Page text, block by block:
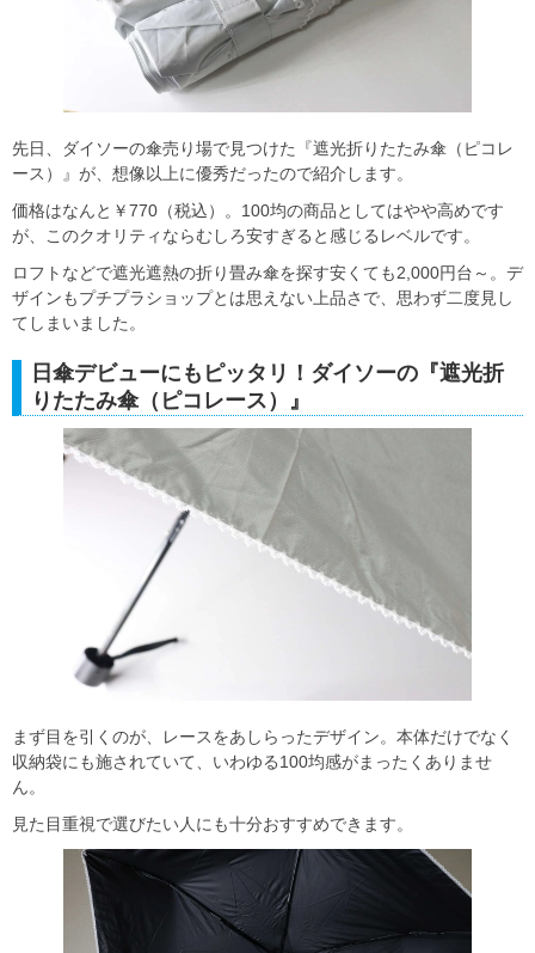
先日、ダイソーの傘売り場で見つけた『遮光折りたたみ傘（ピコレ
ース）』が、想像以上に優秀だったので紹介します。
価格はなんと￥770（税込）。100均の商品としてはやや高めです
が、このクオリティならむしろ安すぎると感じるレベルです。
ロフトなどで遮光遮熱の折り畳み傘を探す安くても2,000円台～。デ
ザインもプチプラショップとは思えない上品さで、思わず二度見し
てしまいました。
日傘デビューにもピッタリ！ダイソーの『遮光折
りたたみ傘（ピコレース）』
まず目を引くのが、レースをあしらったデザイン。本体だけでなく
収納袋にも施されていて、いわゆる100均感がまったくありませ
ん。
見た目重視で選びたい人にも十分おすすめできます。